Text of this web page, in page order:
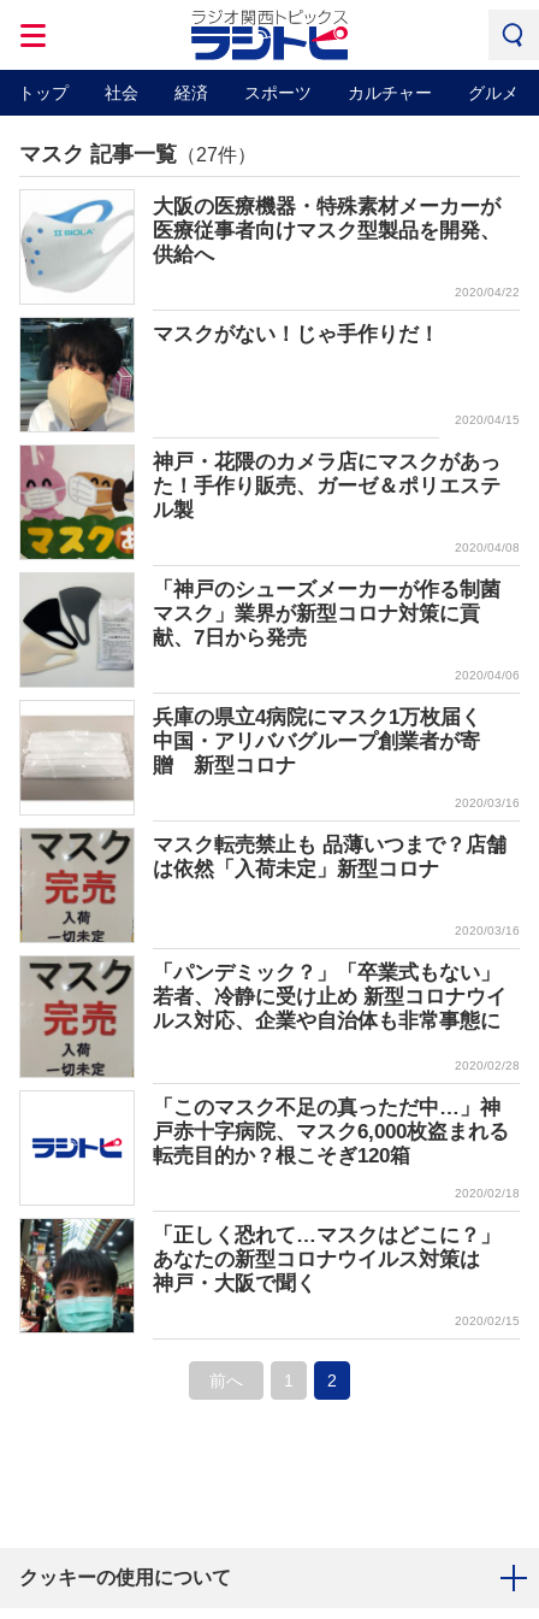
トップ 社会 経済 スポーツ カルチャー グルメ
マスク 記事一覧 （27件）
大阪の医療機器・特殊素材メーカーが
医療従事者向けマスク型製品を開発、
供給へ
2020/04/22
マスクがない！じゃ手作りだ！
2020/04/15
神戸・花隈のカメラ店にマスクがあっ
た！手作り販売、ガーゼ＆ポリエステ
ル製
2020/04/08
「神戸のシューズメーカーが作る制菌
マスク」業界が新型コロナ対策に貢
献、7日から発売
2020/04/06
兵庫の県立4病院にマスク1万枚届く
中国・アリババグループ創業者が寄
贈 新型コロナ
2020/03/16
マスク転売禁止も 品薄いつまで？店舗
は依然「入荷未定」新型コロナ
2020/03/16
「パンデミック？」「卒業式もない」
若者、冷静に受け止め 新型コロナウイ
ルス対応、企業や自治体も非常事態に
2020/02/28
「このマスク不足の真っただ中…」神
戸赤十字病院、マスク6,000枚盗まれる
転売目的か？根こそぎ120箱
2020/02/18
「正しく恐れて…マスクはどこに？」
あなたの新型コロナウイルス対策は
神戸・大阪で聞く
2020/02/15
前へ 1 2
クッキーの使用について